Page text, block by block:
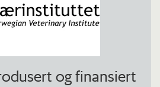
og finansiert